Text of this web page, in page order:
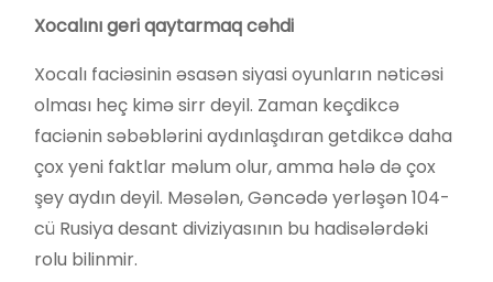
Xocalını geri qaytarmaq cəhdi
Xocalı faciəsinin əsasən siyasi oyunların nəticəsi
olması heç kimə sirr deyil. Zaman keçdikcə
faciənin səbəblərini aydınlaşdıran getdikcə daha
çox yeni faktlar məlum olur, amma hələ də çox
şey aydın deyil. Məsələn, Gəncədə yerləşən 104-
cü Rusiya desant diviziyasının bu hadisələrdəki
rolu bilinmir.